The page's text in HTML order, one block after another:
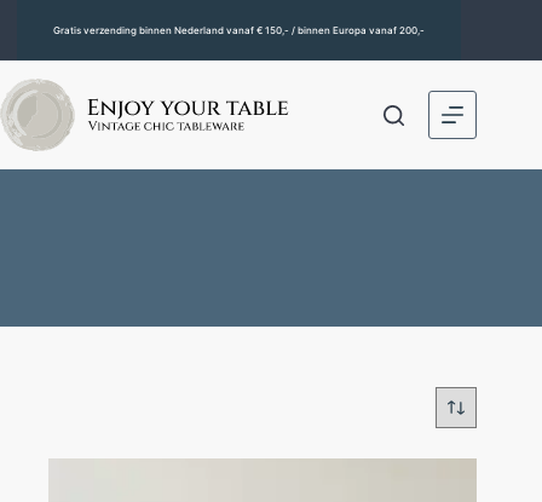
Gratis verzending binnen Nederland vanaf € 150,- / binnen Europa vanaf 200,-